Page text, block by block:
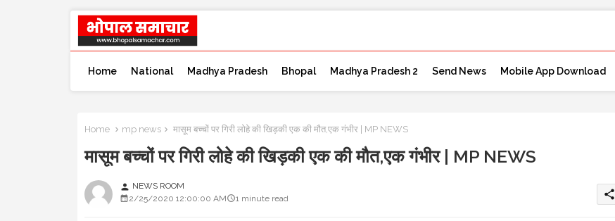
Home National Madhya Pradesh Bhopal Madhya Pradesh 2 Send News Mobile App Download
Home mp news मासूम बच्चों पर गिरी लोहे की खिड़की एक की मौत,एक गंभीर | MP NEWS
मासूम बच्चों पर गिरी लोहे की खिड़की एक की मौत,एक गंभीर | MP NEWS
person NEWS ROOM
2/25/2020 12:00:00 AM
1 minute read share